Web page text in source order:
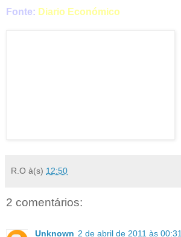
Fonte: Diario Económico
R.O à(s) 12:50
2 comentários:
Unknown 2 de abril de 2011 às 00:31